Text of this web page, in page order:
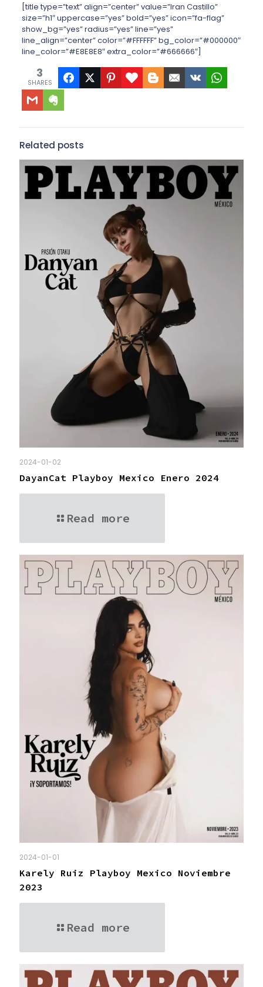
[title type=”text” align=”center” value=”Iran Castillo”
size=”h1″ uppercase=”yes” bold=”yes” icon=”fa-flag”
show_bg=”yes” radius=”yes” line=”yes”
line_align=”center” color=”#FFFFFF” bg_color=”#000000″
line_color=”#E8E8E8″ extra_color=”#666666″]
3
SHARES
Related posts
2024-01-02
DayanCat Playboy Mexico Enero 2024
Read more
2024-01-01
Karely Ruiz Playboy Mexico Noviembre
2023
Read more